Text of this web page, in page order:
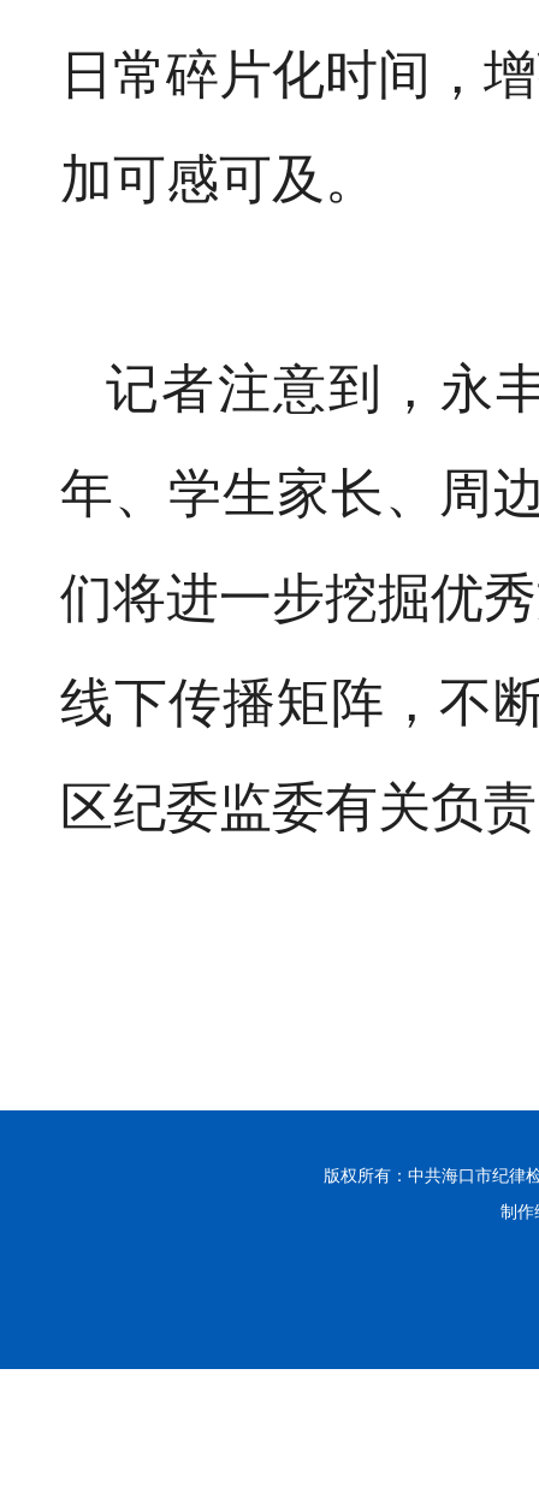
日常碎片化时间，
加可感可及。
记者注意到，永
年、学生家长、周
们将进一步挖掘优
线下传播矩阵，不
区纪委监委有关负
版权所有：中共海口市纪
制作